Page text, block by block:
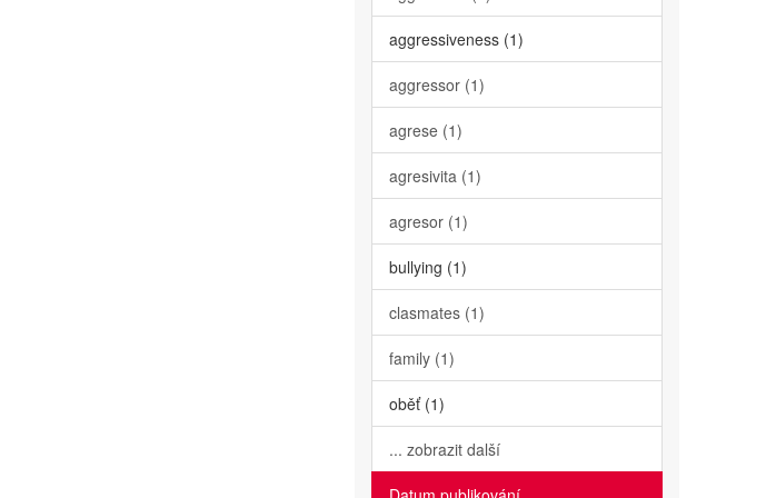
aggressiveness (1)
aggressor (1)
agrese (1)
agresivita (1)
agresor (1)
bullying (1)
clasmates (1)
family (1)
oběť (1)
... zobrazit další